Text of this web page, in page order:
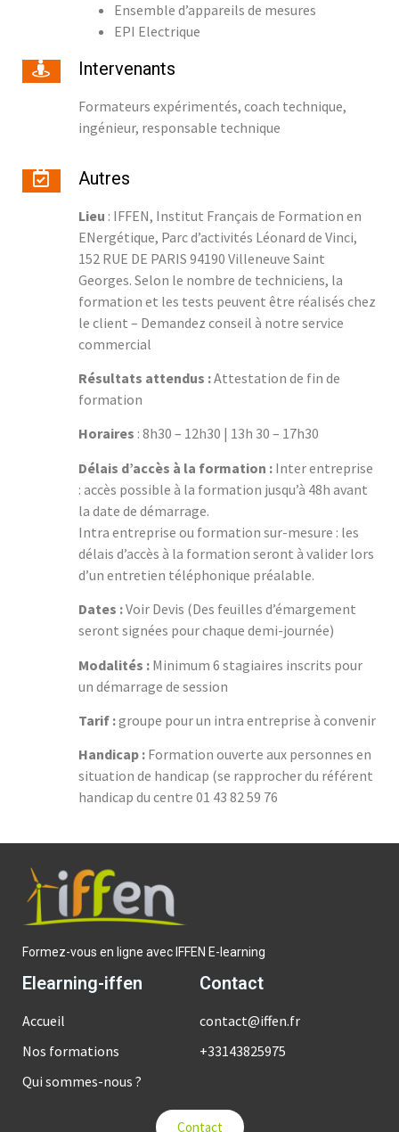
Ensemble d’appareils de mesures
EPI Electrique
Intervenants
Formateurs expérimentés, coach technique,
ingénieur, responsable technique
Autres
Lieu : IFFEN, Institut Français de Formation en
ENergétique, Parc d’activités Léonard de Vinci,
152 RUE DE PARIS 94190 Villeneuve Saint
Georges. Selon le nombre de techniciens, la
formation et les tests peuvent être réalisés chez
le client – Demandez conseil à notre service
commercial
Résultats attendus :Attestation de fin de
formation
Horaires : 8h30 – 12h30 | 13h 30 – 17h30
Délais d’accès à la formation :Inter entreprise
: accès possible à la formation jusqu’à 48h avant
la date de démarrage.
Intra entreprise ou formation sur-mesure : les
délais d’accès à la formation seront à valider lors
d’un entretien téléphonique préalable.
Dates :Voir Devis (Des feuilles d’émargement
seront signées pour chaque demi-journée)
Modalités :Minimum 6 stagiaires inscrits pour
un démarrage de session
Tarif :groupe pour un intra entreprise à convenir
Handicap :Formation ouverte aux personnes en
situation de handicap (se rapprocher du référent
handicap du centre 01 43 82 59 76
Formez-vous en ligne avec IFFEN E-learning
Elearning-iffen
Accueil
Nos formations
Qui sommes-nous ?
Contact
contact@iffen.fr
+33143825975
Contact